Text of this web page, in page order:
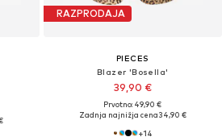
RAZPRODAJA
PIECES
Blazer 'Bosella'
39,90 €
Prvotno: 49,90 €
Zadnja najnižja cena34,90 €
+14